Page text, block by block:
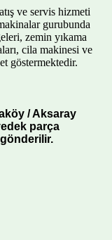
ve servis hizmeti
gurubunda
zemin yıkama
cila makinesi ve
göstermektedir.
/ Aksaray
parça